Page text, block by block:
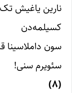
نارین یاغیش
کسیلمه‌دن
سون داملاسینا
سئویرم سنی!
(۸)